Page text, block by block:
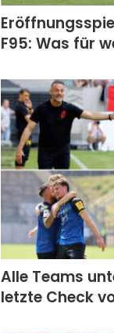
F95: Was für
Alle Teams
letzte Check